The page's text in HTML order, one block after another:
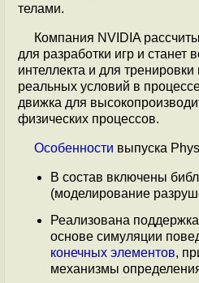
телами.
Компания NVIDIA
для разработки игр и станет
интеллекта и для
реальных условий в
движка для
физических процессов.
Особенности выпуска
В состав включены
(моделирование
Реализована
основе симуляции
конечных элементов,
механизмы